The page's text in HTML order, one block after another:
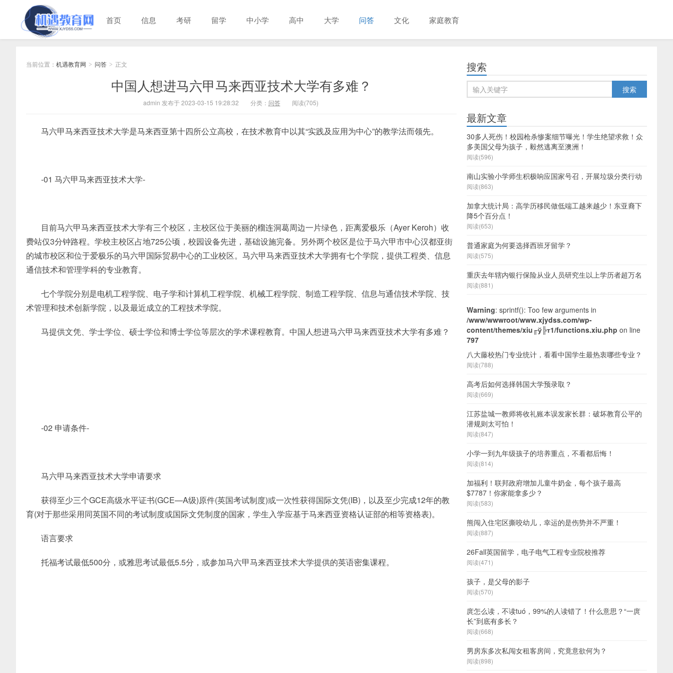
首页 信息 考研 留学 中小学 高中 大学 问答 文化 家庭教育
当前位置： 机遇教育网 > 问答 > 正文
中国人想进马六甲马来西亚技术大学有多难？
admin 发布于 2023-03-15 19:28:32 分类： 问答 阅读(705)
马六甲马来西亚技术大学是马来西亚第十四所公立高校，在技术教育中以其“实践及应用为中心”的教学法而领先。
-01 马六甲马来西亚技术大学-
目前马六甲马来西亚技术大学有三个校区，主校区位于美丽的榴连洞葛周边一片绿色，距离爱极乐（Ayer Keroh）收
费站仅3分钟路程。学校主校区占地725公顷，校园设备先进，基础设施完备。另外两个校区是位于马六甲市中心汉都亚街
的城市校区和位于爱极乐的马六甲国际贸易中心的工业校区。马六甲马来西亚技术大学拥有七个学院，提供工程类、信息
通信技术和管理学科的专业教育。
七个学院分别是电机工程学院、电子学和计算机工程学院、机械工程学院、制造工程学院、信息与通信技术学院、技
术管理和技术创新学院，以及最近成立的工程技术学院。
马提供文凭、学士学位、硕士学位和博士学位等层次的学术课程教育。中国人想进马六甲马来西亚技术大学有多难？
-02 申请条件-
马六甲马来西亚技术大学申请要求
获得至少三个GCE高级水平证书(GCE—A级)原件(英国考试制度)或一次性获得国际文凭(IB)，以及至少完成12年的教
育(对于那些采用同英国不同的考试制度或国际文凭制度的国家，学生入学应基于马来西亚资格认证部的相等资格表)。
语言要求
托福考试最低500分，或雅思考试最低5.5分，或参加马六甲马来西亚技术大学提供的英语密集课程。
搜索
最新文章
30多人死伤！校园枪杀惨案细节曝光！学生绝望求救！众
多美国父母为孩子，毅然逃离至澳洲！
阅读(596)
南山实验小学师生积极响应国家号召，开展垃圾分类行动
阅读(863)
加拿大统计局：高学历移民做低端工越来越少！东亚裔下
降5个百分点！
阅读(653)
普通家庭为何要选择西班牙留学？
阅读(575)
重庆去年辖内银行保险从业人员研究生以上学历者超万名
阅读(881)
Warning: sprintf(): Too few arguments in
/www/wwwroot/www.xjydss.com/wp-
content/themes/xiu╓ў╠т1/functions.xiu.php on line
797
八大藤校热门专业统计，看看中国学生最热衷哪些专业？
阅读(788)
高考后如何选择韩国大学预录取？
阅读(669)
江苏盐城一教师将收礼账本误发家长群：破坏教育公平的
潜规则太可怕！
阅读(847)
小学一到九年级孩子的培养重点，不看都后悔！
阅读(814)
加福利！联邦政府增加儿童牛奶金，每个孩子最高
$7787！你家能拿多少？
阅读(583)
熊闯入住宅区撕咬幼儿，幸运的是伤势并不严重！
阅读(887)
26Fall英国留学，电子电气工程专业院校推荐
阅读(471)
孩子，是父母的影子
阅读(570)
庹怎么读，不读tuó，99%的人读错了！什么意思？“一庹
长”到底有多长？
阅读(668)
男房东多次私闯女租客房间，究竟意欲何为？
阅读(898)